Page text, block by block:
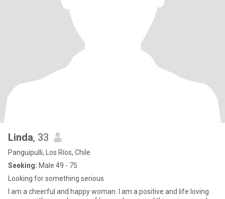
Linda, 33
Panguipulli, Los Ríos, Chile
Seeking: Male 49 - 75
Looking for something serious
I am a cheerful and happy woman. I am a positive and life loving